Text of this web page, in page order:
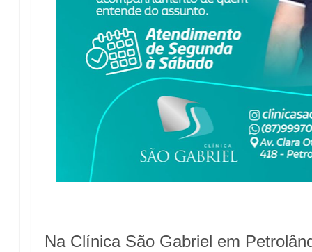
Na Clínica São Gabriel em